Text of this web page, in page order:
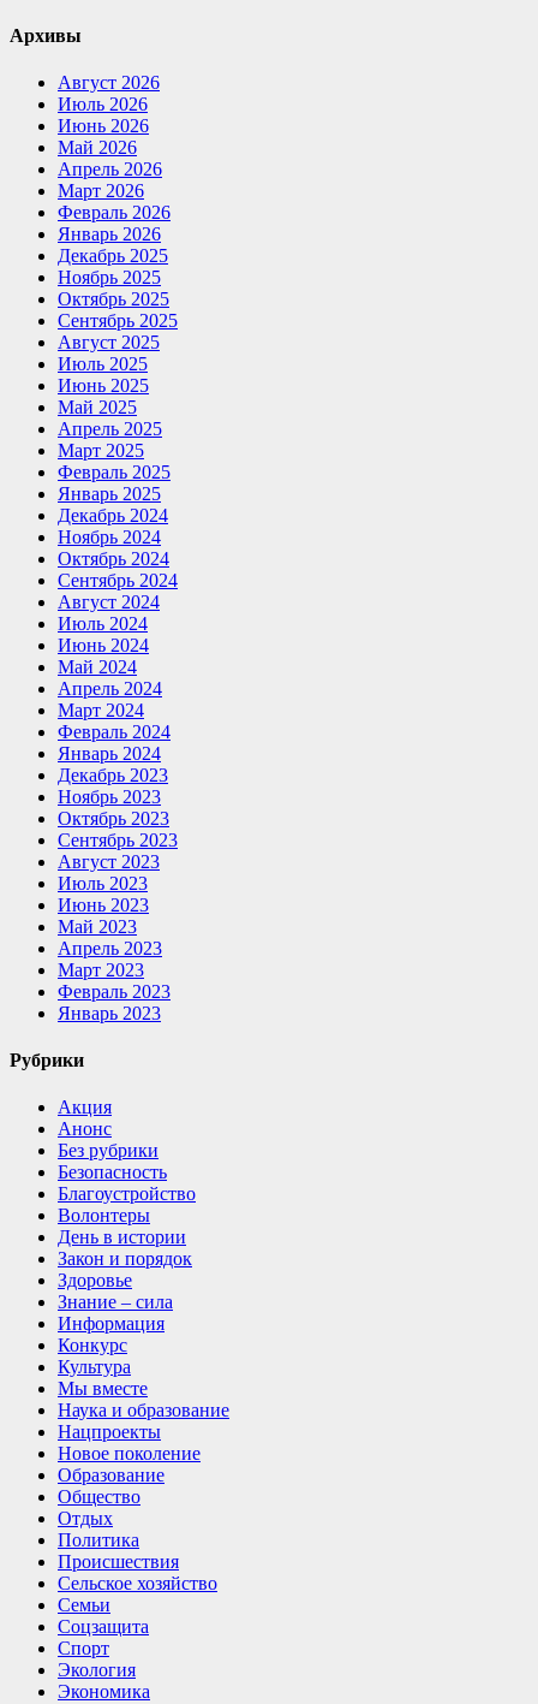
Архивы
Август 2026
Июль 2026
Июнь 2026
Май 2026
Апрель 2026
Март 2026
Февраль 2026
Январь 2026
Декабрь 2025
Ноябрь 2025
Октябрь 2025
Сентябрь 2025
Август 2025
Июль 2025
Июнь 2025
Май 2025
Апрель 2025
Март 2025
Февраль 2025
Январь 2025
Декабрь 2024
Ноябрь 2024
Октябрь 2024
Сентябрь 2024
Август 2024
Июль 2024
Июнь 2024
Май 2024
Апрель 2024
Март 2024
Февраль 2024
Январь 2024
Декабрь 2023
Ноябрь 2023
Октябрь 2023
Сентябрь 2023
Август 2023
Июль 2023
Июнь 2023
Май 2023
Апрель 2023
Март 2023
Февраль 2023
Январь 2023
Рубрики
Акция
Анонс
Без рубрики
Безопасность
Благоустройство
Волонтеры
День в истории
Закон и порядок
Здоровье
Знание – сила
Информация
Конкурс
Культура
Мы вместе
Наука и образование
Нацпроекты
Новое поколение
Образование
Общество
Отдых
Политика
Происшествия
Сельское хозяйство
Семьи
Соцзащита
Спорт
Экология
Экономика